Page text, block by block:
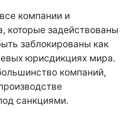
компании и
которые задействованы
заблокированы как
юрисдикциях мира.
компаний,
санкциями.